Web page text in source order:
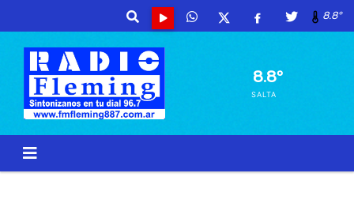
8.8º
8.8º
SALTA